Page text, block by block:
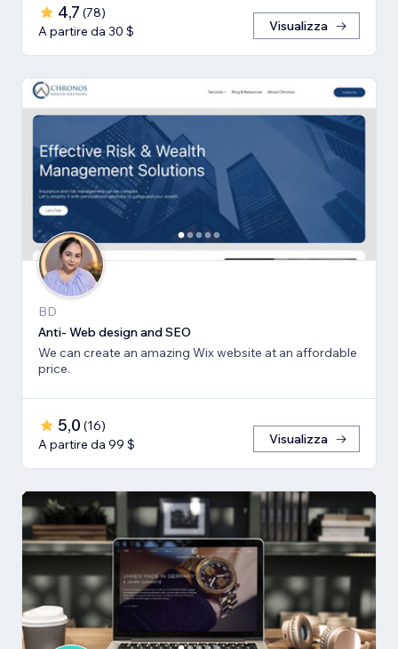
4,7 (78)
A partire da 30 $
Visualizza
BD
Anti- Web design and SEO
We can create an amazing Wix website at an affordable
price.
5,0 (16)
A partire da 99 $
Visualizza